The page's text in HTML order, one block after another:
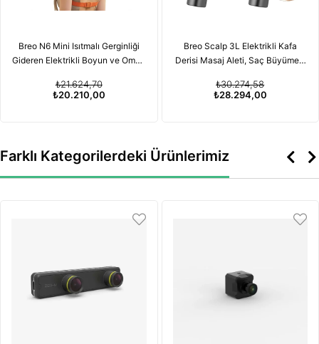
Breo N6 Mini Isıtmalı Gerginliği
Gideren Elektrikli Boyun ve Omuz
₺20.210,00
₺21.624,70
Breo Scalp 3L Elektrikli Kafa
Derisi Masaj Aleti, Saç Büyümesi
Özelliğiyle
₺28.294,00
₺30.274,58
Farklı Kategorilerdeki Ürünlerimiz